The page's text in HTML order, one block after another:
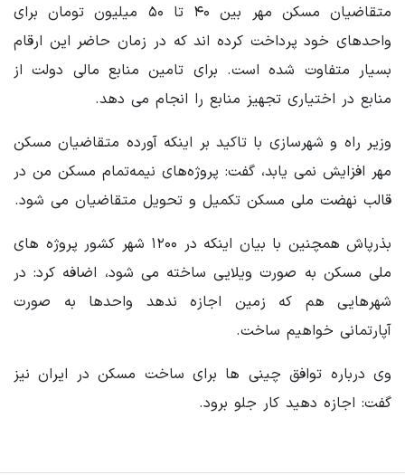
متقاضیان مسکن مهر بین ۴۰ تا ۵۰ میلیون تومان برای
واحدهای خود پرداخت کرده اند که در زمان حاضر این ارقام
بسیار متفاوت شده است. برای تامین منابع مالی دولت از
منابع در اختیاری تجهیز منابع را انجام می دهد.
وزیر راه و شهرسازی با تاکید بر اینکه آورده متقاضیان مسکن
مهر افزایش نمی یابد، گفت: پروژه‌های نیمه‌تمام مسکن من در
قالب نهضت ملی مسکن تکمیل و تحویل متقاضیان می شود.
بذرپاش همچنین با بیان اینکه در ۱۲۰۰ شهر کشور پروژه های
ملی مسکن به صورت ویلایی ساخته می شود، اضافه کرد: در
شهرهایی هم که زمین اجازه ندهد واحدها به صورت
آپارتمانی خواهیم ساخت.
وی درباره توافق چینی ها برای ساخت مسکن در ایران نیز
گفت: اجازه دهید کار جلو برود.